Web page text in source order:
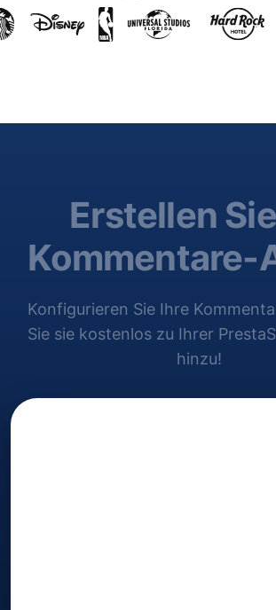
Erstellen
Kommentare-
Konfigurieren Sie Ihre
Sie sie kostenlos zu Ihrer
hinzu!